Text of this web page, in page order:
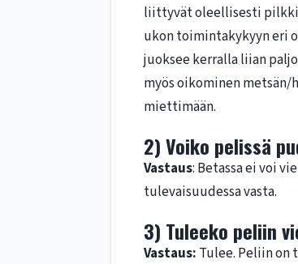
liittyvät oleellisesti
ukon toimintakykyyn eri
juoksee kerralla liian
myös oikominen
miettimään.
2) Voiko pelissä
Vastaus: Betassa ei voi
tulevaisuudessa vasta.
3) Tuleeko peliin
Vastaus: Tulee. Peliin